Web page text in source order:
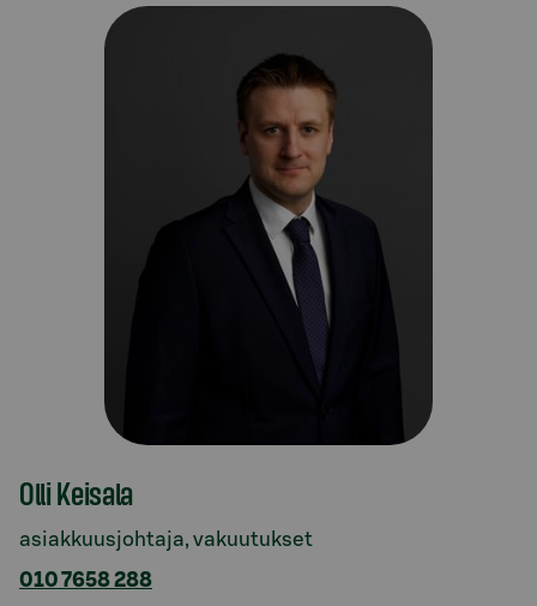
Olli Keisala
asiakkuusjohtaja, vakuutukset
010 7658 288